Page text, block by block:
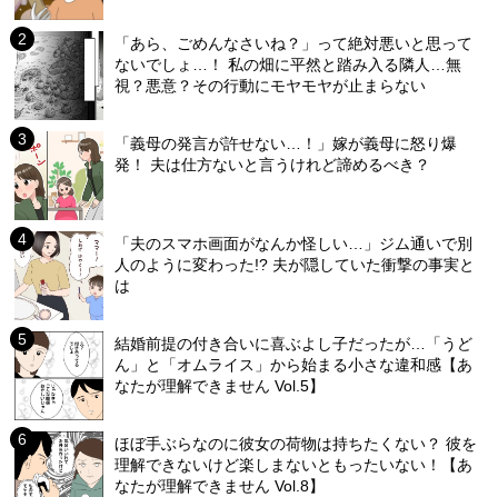
「あら、ごめんなさいね？」って絶対悪いと思って
ないでしょ…！ 私の畑に平然と踏み入る隣人…無
視？悪意？その行動にモヤモヤが止まらない
「義母の発言が許せない…！」嫁が義母に怒り爆
発！ 夫は仕方ないと言うけれど諦めるべき？
「夫のスマホ画面がなんか怪しい…」ジム通いで別
人のように変わった!? 夫が隠していた衝撃の事実と
は
結婚前提の付き合いに喜ぶよし子だったが…「うど
ん」と「オムライス」から始まる小さな違和感【あ
なたが理解できません Vol.5】
ほぼ手ぶらなのに彼女の荷物は持ちたくない？ 彼を
理解できないけど楽しまないともったいない！【あ
なたが理解できません Vol.8】